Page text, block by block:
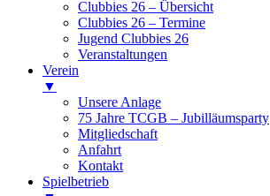
Clubbies 26 – Übersicht
Clubbies 26 – Termine
Jugend Clubbies 26
Veranstaltungen
Verein
▼
Unsere Anlage
75 Jahre TCGB – Jubilläumsparty
Mitgliedschaft
Anfahrt
Kontakt
Spielbetrieb